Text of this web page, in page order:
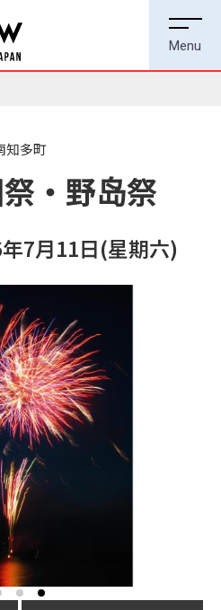
知多町
・野岛祭
7月11日(星期六)